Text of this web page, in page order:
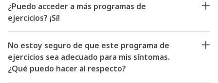
¿Puedo acceder a más programas de
ejercicios? ¡Sí!
No estoy seguro de que este programa de
ejercicios sea adecuado para mis síntomas.
¿Qué puedo hacer al respecto?